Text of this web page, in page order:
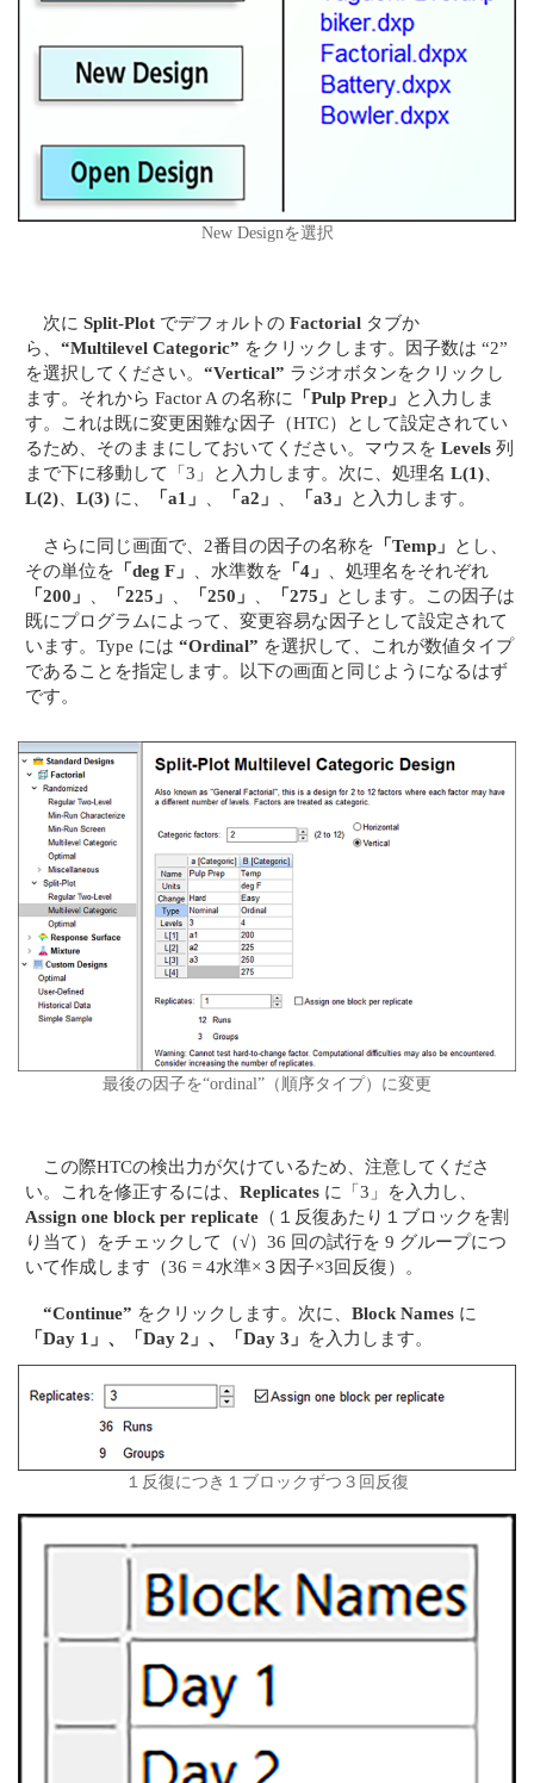
New Designを選択
次にSplit-Plot でデフォルトのFactorial タブか
ら、“Multilevel Categoric” をクリックします。因子数は “2”
を選択してください。“Vertical” ラジオボタンをクリックし
ます。それから Factor A の名称に
「Pulp Prep」 と入力しま
す。これは既に変更困難な因子（HTC）として設定されてい
るため、そのままにしておいてください。マウスをLevels 列
まで下に移動して「3」と入力します。次に、処理名 L(1)
L(2) 、L(3) に、 「a1」 「a2」 「a3」 と入力します。
さらに同じ画面で、2番目の因子の名称を 「Temp」 とし、
その単位を 「deg F」 、水準数を 「4」
、処理名をそれぞれ
「200」
「225」 「250」 「275」 とします。この因子は
既にプログラムによって、変更容易な因子として設定されて
います。Type には“Ordinal” を選択して、これが数値タイプ
であることを指定します。以下の画面と同じようになるはず
です。
最後の因子を“ordinal”（順序タイプ）に変更
この際HTCの検出力が欠けているため、注意してくださ
い。これを修正するには、Replicates に「3」を入力し、
Assign one block per replicate （１反復あたり１ブロックを割
り当て）をチェックして（√）36 回の試行を 9 グループにつ
いて作成します（36 = 4水準×３因子×3回反復）。
“Continue” をクリックします。次に、Block Names に
「Day 1」、「Day 2」、「Day 3」 を入力します。
１反復につき１ブロックずつ３回反復